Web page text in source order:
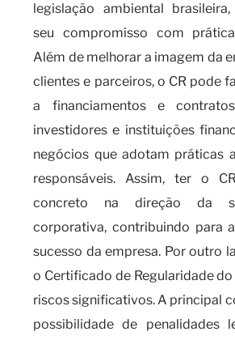
legislação ambiental
seu compromisso com
Além de melhorar a imagem da
clientes e parceiros, o CR pode
a financiamentos e
investidores e instituições
negócios que adotam práticas
responsáveis. Assim, ter o
concreto na direção da
corporativa, contribuindo para
sucesso da empresa. Por outro
o Certificado de Regularidade
riscos significativos. A principal
possibilidade de penalidades